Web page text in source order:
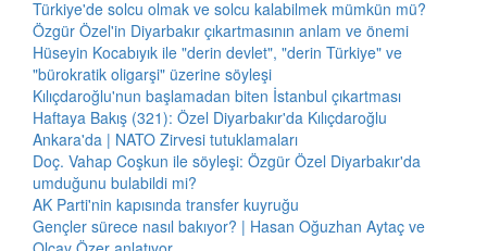
Türkiye'de solcu olmak ve solcu kalabilmek mümkün mü?
Özgür Özel'in Diyarbakır çıkartmasının anlam ve önemi
Hüseyin Kocabıyık ile "derin devlet", "derin Türkiye" ve
"bürokratik oligarşi" üzerine söyleşi
Kılıçdaroğlu'nun başlamadan biten İstanbul çıkartması
Haftaya Bakış (321): Özel Diyarbakır'da Kılıçdaroğlu
Ankara'da | NATO Zirvesi tutuklamaları
Doç. Vahap Coşkun ile söyleşi: Özgür Özel Diyarbakır'da
umduğunu bulabildi mi?
AK Parti'nin kapısında transfer kuyruğu
Gençler sürece nasıl bakıyor? | Hasan Oğuzhan Aytaç ve